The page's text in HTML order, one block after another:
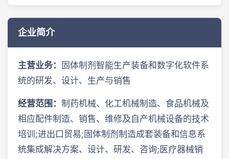
企业简介
主营业务：
固体制剂智能生产装备和数字化软件系
统的研发、设计、生产与销售
经营范围： 制药机械、化工机械制造、食品机械及
相应配件制造、销售、维修及自产机械设备的技术
培训;进出口贸易;固体制剂制造成套装备和信息系
统集成解决方案、设计、研发、咨询;医疗器械销